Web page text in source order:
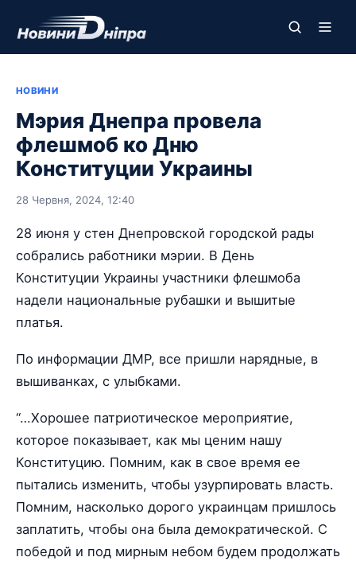
НОВИНИ
Мэрия Днепра провела
флешмоб ко Дню
Конституции Украины
28 Червня, 2024, 12:40
28 июня у стен Днепровской городской рады
собрались работники мэрии. В День
Конституции Украины участники флешмоба
надели национальные рубашки и вышитые
платья.
По информации ДМР, все пришли нарядные, в
вышиванках, с улыбками.
“…Хорошее патриотическое мероприятие,
которое показывает, как мы ценим нашу
Конституцию. Помним, как в свое время ее
пытались изменить, чтобы узурпировать власть.
Помним, насколько дорого украинцам пришлось
заплатить, чтобы она была демократической. С
победой и под мирным небом будем продолжать